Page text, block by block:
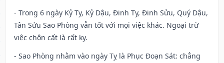
- Trong 6 ngày Kỷ Tỵ, Kỷ Dậu, Đinh Tỵ, Đinh Sửu, Quý Dậu,
Tân Sửu Sao Phòng vẫn tốt với mọi việc khác. Ngoại trừ
việc chôn cất là rất kỵ.
- Sao Phòng nhằm vào ngày Tỵ là Phục Đoạn Sát: chẳng